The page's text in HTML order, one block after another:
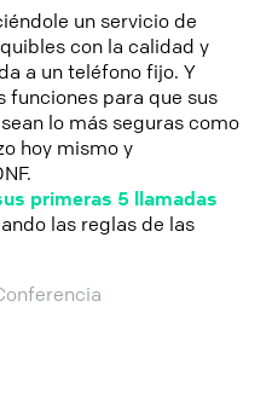
un servicio de
con la calidad y
a un teléfono fijo. Y
funciones para que sus
lo más seguras como
hoy mismo y
primeras 5 llamadas
las reglas de las